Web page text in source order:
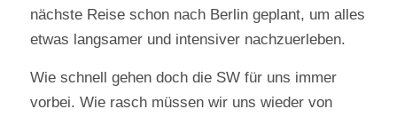
nächste Reise schon nach Berlin geplant, um alles
etwas langsamer und intensiver nachzuerleben.
Wie schnell gehen doch die SW für uns immer
vorbei. Wie rasch müssen wir uns wieder von